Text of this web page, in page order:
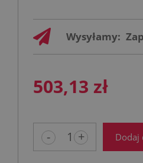
Wysyłamy:
503,13 zł
- + Dodaj